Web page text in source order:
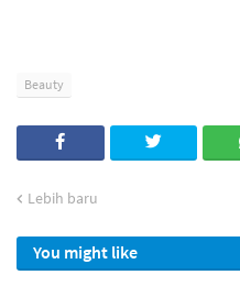
Beauty
Lebih baru
You might like